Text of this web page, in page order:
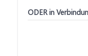
ODER in